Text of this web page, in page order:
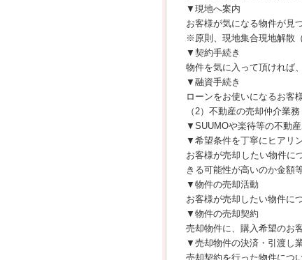
▼現地へ案内
お客様が気になる物件が見
※原則、現地集合現地解散
▼契約手続き
物件を気に入って頂ければ
▼融資手続き
ローンをお使いになるお客
（2）不動産の売却仲介業務
▼SUUMOや楽待等の不動
▼希望条件を丁寧にヒアリ
お客様が売却したい物件に
きる可能性が高いのか金額
▼物件の売却活動
お客様が売却したい物件に
▼物件の売却契約
売却物件に、購入希望のお
▼売却物件の決済・引渡し
売却契約を行った物件につ